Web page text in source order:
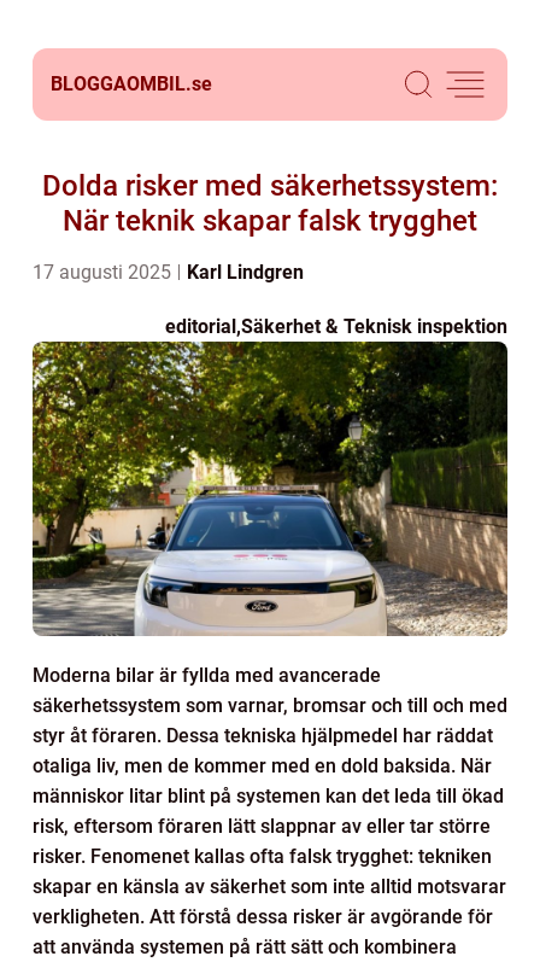
BLOGGAOMBIL.se
Dolda risker med säkerhetssystem:
När teknik skapar falsk trygghet
17 augusti 2025 Karl Lindgren
editorial,Säkerhet & Teknisk inspektion
Moderna bilar är fyllda med avancerade
säkerhetssystem som varnar, bromsar och till och med
styr åt föraren. Dessa tekniska hjälpmedel har räddat
otaliga liv, men de kommer med en dold baksida. När
människor litar blint på systemen kan det leda till ökad
risk, eftersom föraren lätt slappnar av eller tar större
risker. Fenomenet kallas ofta falsk trygghet: tekniken
skapar en känsla av säkerhet som inte alltid motsvarar
verkligheten. Att förstå dessa risker är avgörande för
att använda systemen på rätt sätt och kombinera